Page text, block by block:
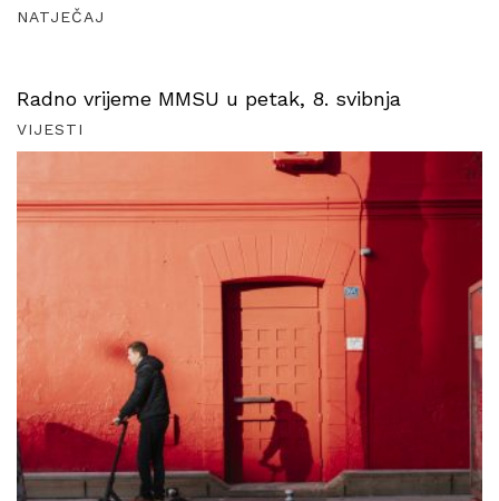
NATJEČAJ
Radno vrijeme MMSU u petak, 8. svibnja
VIJESTI